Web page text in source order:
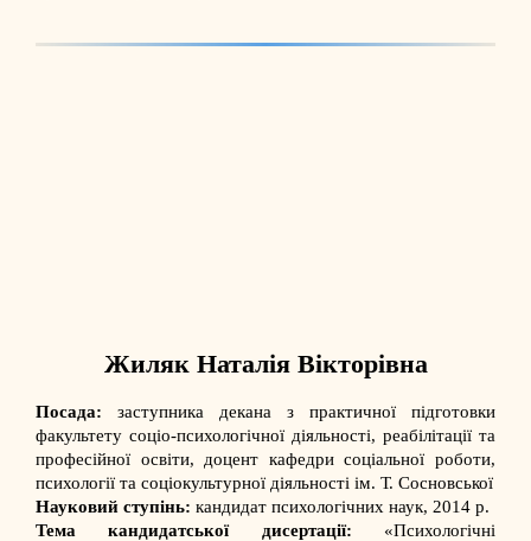
Жиляк Наталія Вікторівна
Посада: заступника декана з практичної підготовки
факультету соціо-психологічної діяльності, реабілітації та
професійної освіти, доцент кафедри соціальної роботи,
психології та соціокультурної діяльності ім. Т. Сосновської
Науковий ступінь: кандидат психологічних наук, 2014 р.
Тема кандидатської дисертації: «Психологічні